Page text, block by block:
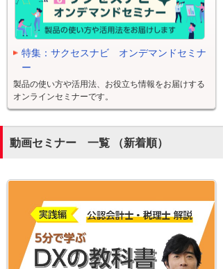
特集：サクセスナビ オンデマンドセミナ
ー
製品の使い方や活用法、お役立ち情報をお届けする
オンラインセミナーです。
動画セミナー 一覧 （新着順）